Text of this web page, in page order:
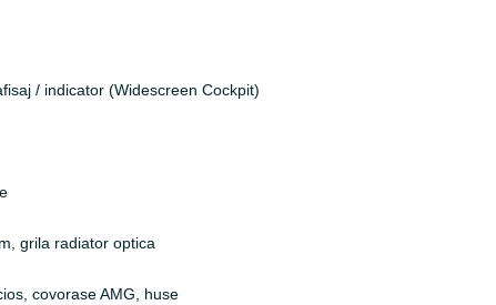
/ indicator (Widescreen Cockpit)
grila radiator optica
covorase AMG, huse